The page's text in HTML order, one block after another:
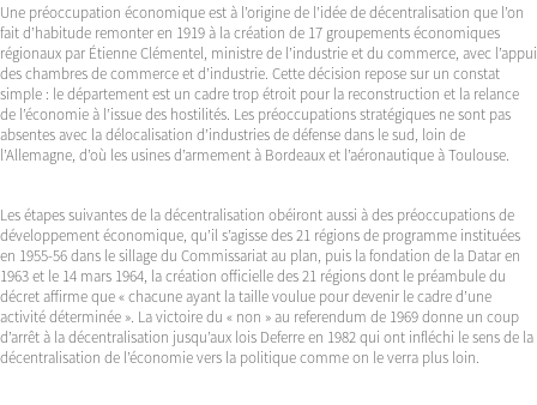
Une préoccupation économique est à l’origine de l’idée de décentralisation que l’on
fait d’habitude remonter en 1919 à la création de 17 groupements économiques
régionaux par Étienne Clémentel, ministre de l’industrie et du commerce, avec l’appui
des chambres de commerce et d’industrie. Cette décision repose sur un constat
simple : le département est un cadre trop étroit pour la reconstruction et la relance
de l’économie à l’issue des hostilités. Les préoccupations stratégiques ne sont pas
absentes avec la délocalisation d’industries de défense dans le sud, loin de
l’Allemagne, d’où les usines d’armement à Bordeaux et l’aéronautique à Toulouse.
Les étapes suivantes de la décentralisation obéiront aussi à des préoccupations de
développement économique, qu’il s’agisse des 21 régions de programme instituées
en 1955-56 dans le sillage du Commissariat au plan, puis la fondation de la Datar en
1963 et le 14 mars 1964, la création officielle des 21 régions dont le préambule du
décret affirme que « chacune ayant la taille voulue pour devenir le cadre d’une
activité déterminée ». La victoire du « non » au referendum de 1969 donne un coup
d’arrêt à la décentralisation jusqu’aux lois Deferre en 1982 qui ont infléchi le sens de la
décentralisation de l’économie vers la politique comme on le verra plus loin.